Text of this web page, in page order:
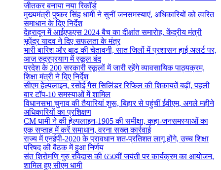
जीतकर बनाया नया रिकॉर्ड
मुख्यमंत्री पुष्कर सिंह धामी ने सुनीं जनसमस्याएं, अधिकारियों को त्वरित
समाधान के दिए निर्देश
देहरादून में आईएफएस 2024 बैच का दीक्षांत समारोह, केंद्रीय मंत्री
भूपेंद्र यादव ने दिए सफलता के मंत्र
भारी बारिश और बाढ़ की चेतावनी, सात जिलों में प्रशासन हाई अलर्ट पर,
आज रुद्रप्रयाग में स्कूल बंद
प्रदेश के 200 सरकारी स्कूलों में जारी रहेंगे व्यावसायिक पाठ्यक्रम,
शिक्षा मंत्री ने दिए निर्देश
सीएम हेल्पलाइन, रसोई गैस सिलिंडर रिफिल की शिकायतें बढ़ीं, पहली
बार टॉप-10 समस्याओं में शामिल
विधानसभा चुनाव की तैयारियां शुरू, बिहार से पहुंचीं ईवीएम, अगले महीने
अधिकारियों का प्रशिक्षण
CM धामी ने की हेल्पलाइन-1905 की समीक्षा, कहा-जनसमस्याओं का
एक सप्ताह में करें समाधान, वरना सख्त कार्रवाई
राज्य में एनईपी-2020 के प्रावधान शत-प्रतिशत लागू होंगे, उच्च शिक्षा
परिषद की बैठक में हुआ निर्णय
संत शिरोमणि गुरु रविदास की 650वीं जयंती पर कार्यक्रम का आयोजन,
शामिल हुए सीएम धामी